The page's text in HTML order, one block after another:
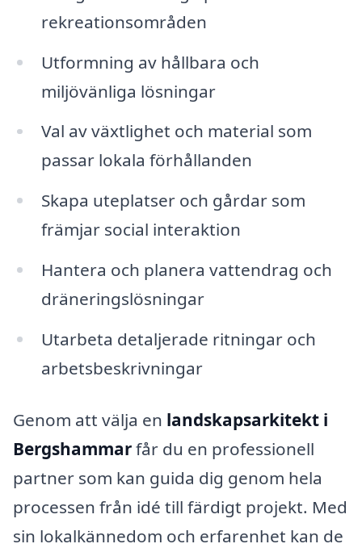
rekreationsområden
Utformning av hållbara och
miljövänliga lösningar
Val av växtlighet och material som
passar lokala förhållanden
Skapa uteplatser och gårdar som
främjar social interaktion
Hantera och planera vattendrag och
dräneringslösningar
Utarbeta detaljerade ritningar och
arbetsbeskrivningar
Genom att välja en landskapsarkitekt i
Bergshammarfår du en professionell
partner som kan guida dig genom hela
processen från idé till färdigt projekt. Med
sin lokalkännedom och erfarenhet kan de